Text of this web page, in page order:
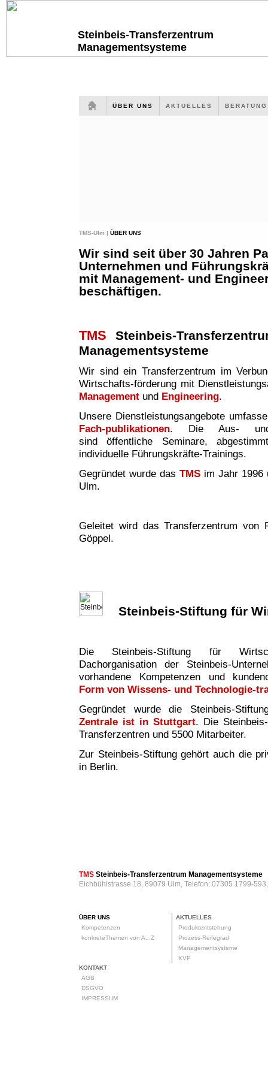
Steinbeis-Transferzentrum
Managementsysteme
ÜBER UNS AKTUELLES
TMS-Ulm | ÜBER UNS
Wir sind seit über 30 Jahren
Unternehmen und
mit Management- und
beschäftigen.
TMS
Steinbeis-
Managementsysteme
Wir sind ein Transferzentrum im
Wirtschafts-förderung mit
Management und Engineering.
Unsere Dienstleistungsangebote
Fach-publikationen. Die Aus- und
sindöffentliche Seminare,
individuelle Führungskräfte-Trainings.
Gegründet wurde das TMS im Jahr
Ulm.
Geleitet wird das Transferzentrum von
Göppel.
Steinbeis-Stiftung für
Die Steinbeis-Stiftung für
Dachorganisation der Steinbeis-
vorhandene Kompetenzen und
Form von Wissens- und Technologie-
Gegründet wurde die Steinbeis-
Zentrale ist in Stuttgart. Die
Transferzentren und 5500 Mitarbeiter.
Zur Steinbeis-Stiftung gehört auch die
in Berlin.
TMS Steinbeis-Transferzentrum Managementsysteme
Eichbühlstrasse 18, 89079 Ulm, Telefon: 07305 1799-
ÜBER UNS
Kompetenzen
konkreteThemen von A...Z
AKTUELLES
Produktentstehung
Prozess-Reifegrad
Managementsysteme
KVP
KONTAKT
AGB
DSGVO
IMPRESSUM